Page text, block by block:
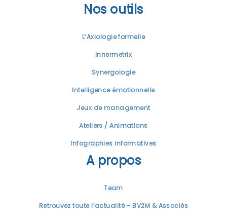
Nos outils
L’Axiologie formelle
Innermetrix
Synergologie
Intelligence émotionnelle
Jeux de management
Ateliers / Animations
Infographies informatives
A propos
Team
Retrouvez toute l’actualité – BV2M & Associés